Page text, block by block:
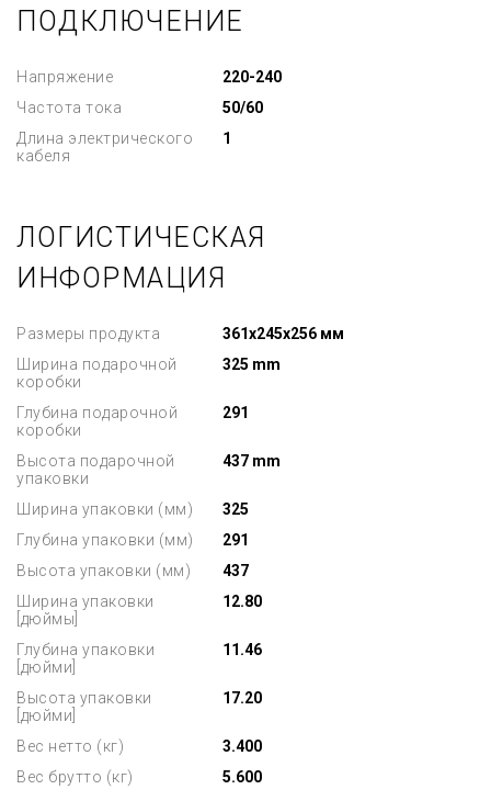
ПОДКЛЮЧЕНИЕ
Напряжение
220-240
Частота тока
50/60
Длина электрического
кабеля
1
ЛОГИСТИЧЕСКАЯ
ИНФОРМАЦИЯ
Размеры продукта
361x245x256 мм
Ширина подарочной
коробки
325 mm
Глубина подарочной
коробки
291
Высота подарочной
упаковки
437 mm
Ширина упаковки (мм)
325
Глубина упаковки (мм)
291
Высота упаковки (мм)
437
Ширина упаковки
[дюймы]
12.80
Глубина упаковки
[дюйми]
11.46
Высота упаковки
[дюйми]
17.20
Вес нетто (кг)
3.400
Вес брутто (кг)
5.600